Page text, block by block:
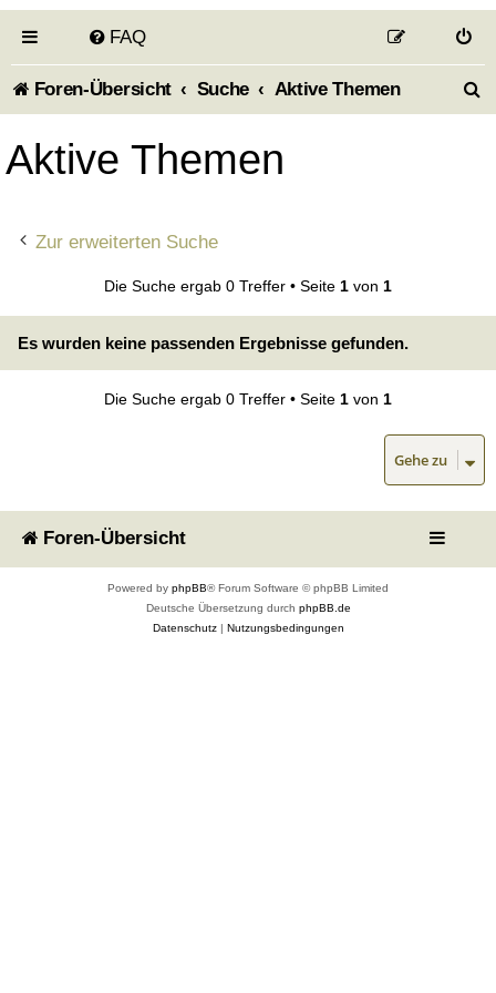
FAQ
Foren-Übersicht Suche Aktive Themen
Aktive Themen
Zur erweiterten Suche
Die Suche ergab 0 Treffer • Seite 1 von 1
Es wurden keine passenden Ergebnisse gefunden.
Die Suche ergab 0 Treffer • Seite 1 von 1
Gehe zu
Foren-Übersicht
Powered by phpBB® Forum Software © phpBB Limited
Deutsche Übersetzung durch phpBB.de
Datenschutz| Nutzungsbedingungen